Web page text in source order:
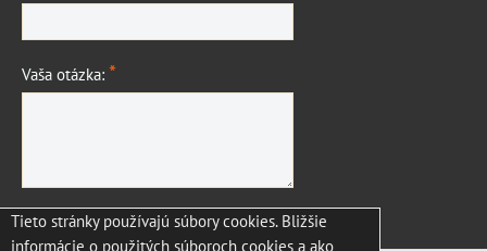
Vaša otázka: *
Odoslať
Tieto stránky používajú súbory cookies. Bližšie
informácie o použitých súboroch cookies a ako